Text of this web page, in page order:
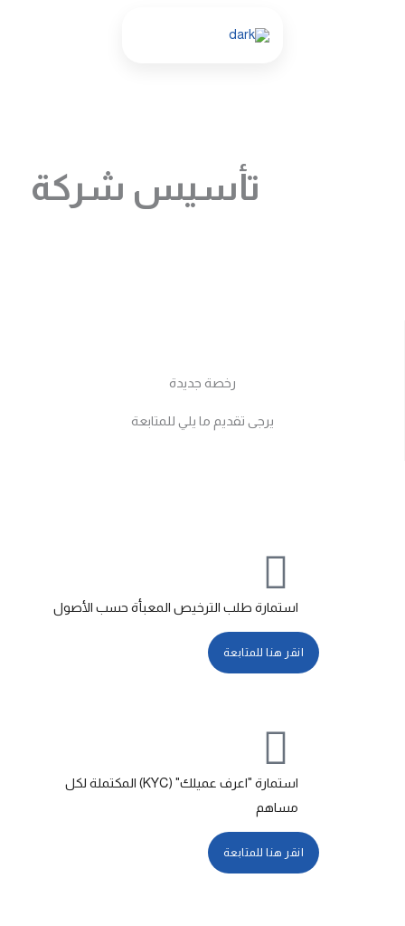
تأسيس شركة
رخصة جديدة
يرجى تقديم ما يلي للمتابعة
استمارة طلب الترخيص المعبأة حسب الأصول
انقر هنا للمتابعة
استمارة "اعرف عميلك" (KYC) المكتملة لكل
انقر هنا للمتابعة